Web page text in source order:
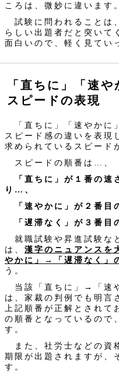
ころは、微妙に違います。
試験に問われることは
らしい出題者だと突いて
面白いので、軽く見てい
「直ちに」「速
スピードの表現
「直ちに」「速やかに
スピード感の違いを表現
求められているスピード
スピードの順番は…、
「直ちに」が１番の
り…、
「速やかに」が２番
「遅滞なく」が３番目
就職試験や昇進試験な
は、 漢字のニュアンスを
やかに」→「遅滞なく」
う。
当該「直ちに」→「速
は、家裁の判例でも明言
上記順番が正解とされて
の順番となっているので
す。
また、社労士などの資
期限が出題されますが、
す。